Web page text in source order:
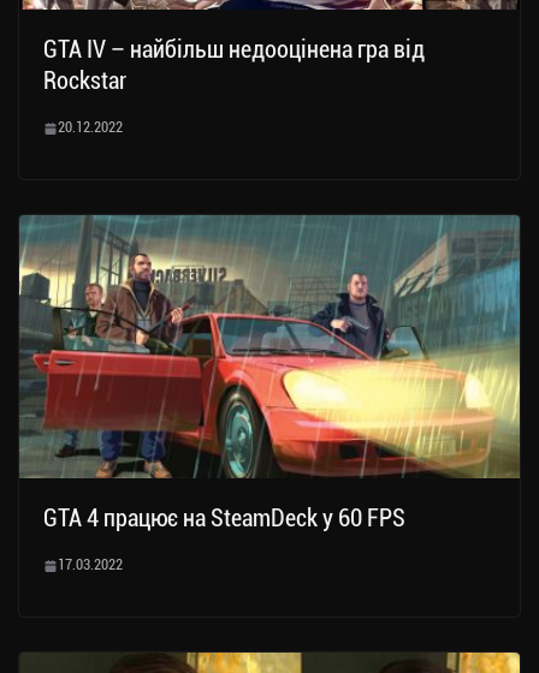
GTA IV – найбільш недооцінена гра від
Rockstar
20.12.2022
GTA 4 працює на SteamDeck у 60 FPS
17.03.2022